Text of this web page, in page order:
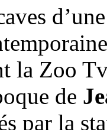
la Zoo
de
par la